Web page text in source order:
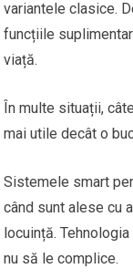
variantele clasice.
funcțiile
viață.
În multe situații,
mai utile decât o
Sistemele smart
când sunt alese cu
locuință.
nu să le complice.